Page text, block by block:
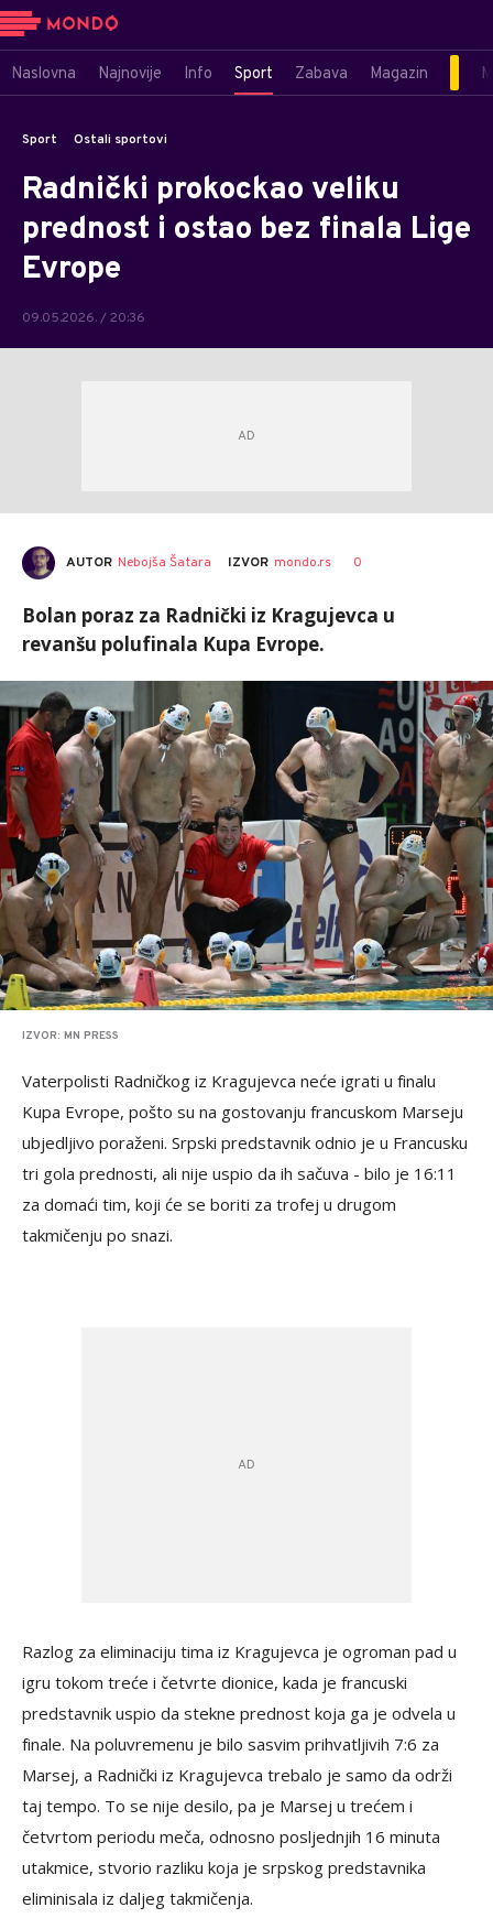
Naslovna Najnovije Info Sport Zabava Magazin
Sport Ostali sportovi
Radnički prokockao veliku
prednost i ostao bez finala Lige
Evrope
09.05.2026. / 20:36
AUTOR Nebojša Šatara IZVOR mondo.rs 0
Bolan poraz za Radnički iz Kragujevca u
revanšu polufinala Kupa Evrope.
IZVOR: MN PRESS
Vaterpolisti Radničkog iz Kragujevca neće igrati u finalu
Kupa Evrope, pošto su na gostovanju francuskom Marseju
ubjedljivo poraženi. Srpski predstavnik odnio je u Francusku
tri gola prednosti, ali nije uspio da ih sačuva - bilo je 16:11
za domaći tim, koji će se boriti za trofej u drugom
takmičenju po snazi.
Razlog za eliminaciju tima iz Kragujevca je ogroman pad u
igru tokom treće i četvrte dionice, kada je francuski
predstavnik uspio da stekne prednost koja ga je odvela u
finale. Na poluvremenu je bilo sasvim prihvatljivih 7:6 za
Marsej, a Radnički iz Kragujevca trebalo je samo da održi
taj tempo. To se nije desilo, pa je Marsej u trećem i
četvrtom periodu meča, odnosno posljednjih 16 minuta
utakmice, stvorio razliku koja je srpskog predstavnika
eliminisala iz daljeg takmičenja.